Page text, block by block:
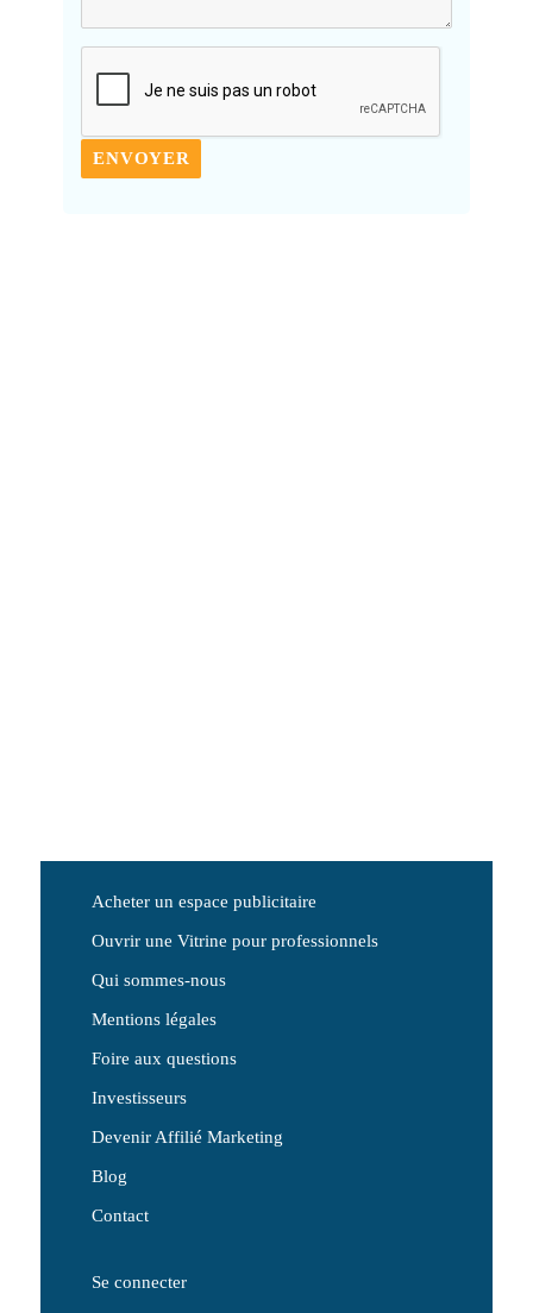
Acheter un espace publicitaire
Ouvrir une Vitrine pour professionnels
Qui sommes-nous
Mentions légales
Foire aux questions
Investisseurs
Devenir Affilié Marketing
Blog
Contact
Se connecter